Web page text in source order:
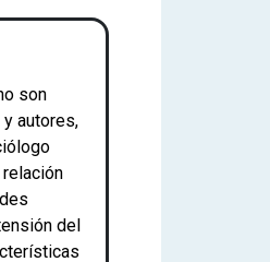
son
autores,
del